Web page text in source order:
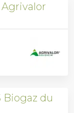
Agrivalor
Biogaz du